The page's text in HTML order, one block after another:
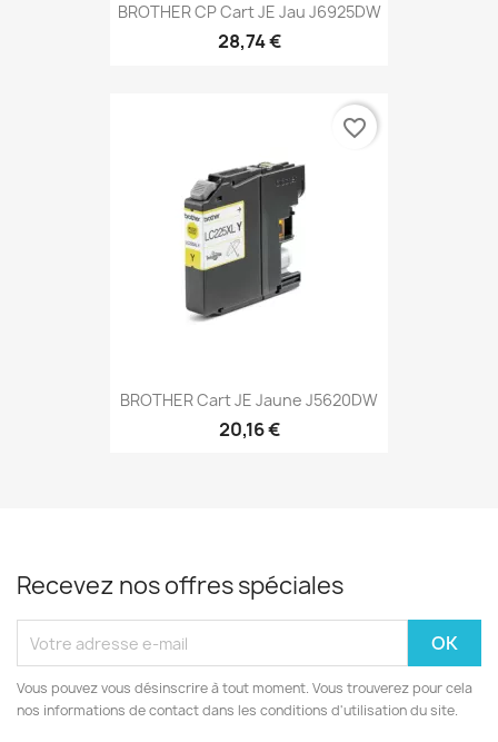
BROTHER CP Cart JE Jau J6925DW
28,74 €
BROTHER Cart JE Jaune J5620DW
20,16 €
favorite_border
Recevez nos offres spéciales
Vous pouvez vous désinscrire à tout moment. Vous trouverez pour cela
nos informations de contact dans les conditions d'utilisation du site.